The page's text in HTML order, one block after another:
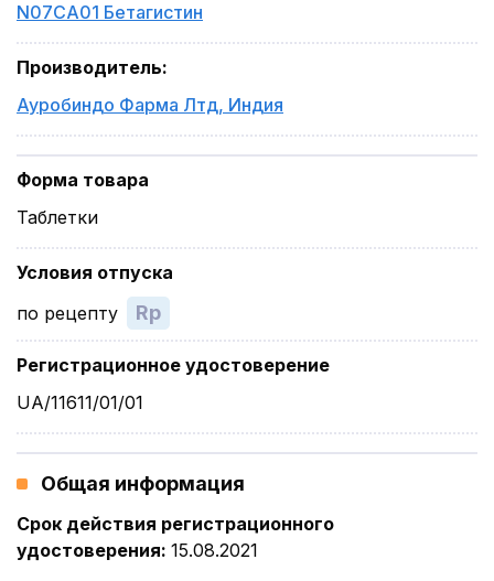
N07CA01 Бетагистин
Производитель:
Ауробиндо Фарма Лтд, Индия
Форма товара
Таблетки
Условия отпуска
по рецепту
Rp
Регистрационное удостоверение
UA/11611/01/01
Общая информация
Срок действия регистрационного
удостоверения: 15.08.2021